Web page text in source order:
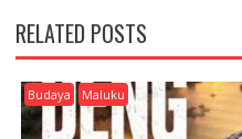
V
I
G
A
T
RELATED POSTS
Budaya Maluku